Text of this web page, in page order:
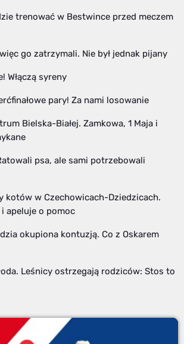
trenować w Bestwince przed meczem
go zatrzymali. Nie był jednak pijany
Włączą syreny
pary! Za nami losowanie
Bielska-Białej. Zamkowa, 1 Maja i
psa, ale sami potrzebowali
kotów w Czechowicach-Dziedzicach.
apeluje o pomoc
okupiona kontuzją. Co z Oskarem
Leśnicy ostrzegają rodziców: Stos to